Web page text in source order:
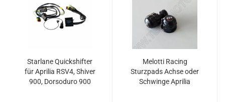
Starlane Quickshifter
für Aprilia RSV4, Shiver
900, Dorsoduro 900
Melotti Racing
Sturzpads Achse oder
Schwinge Aprilia